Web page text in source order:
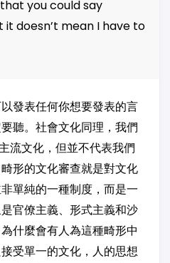
you could say
doesn’t mean I have to
發表任何你想要發表的言
聽。社會文化同理，我們
流文化，但並不代表我們
形的文化審查就是對文化
單純的一種制度，而是一
官僚主義、形式主義和沙
什麼會有人為這種畸形中
受單一的文化，人的思想